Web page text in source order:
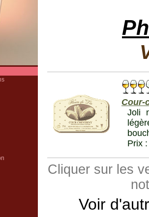
Cour-
Joli
Prix :
Cliquer sur les
Voir